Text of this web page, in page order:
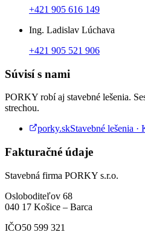
+421 905 616 149
Ing. Ladislav Lúchava
+421 905 521 906
Súvisí s nami
PORKY robí aj stavebné lešenia.
strechou.
porky.skStavebné lešenia ·
Fakturačné údaje
Stavebná firma PORKY s.r.o.
Osloboditeľov 68
040 17 Košice – Barca
IČO50 599 321